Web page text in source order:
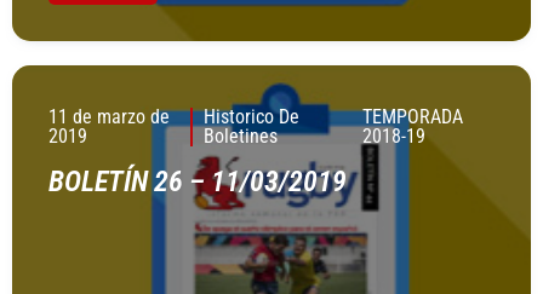
11 de marzo de
2019
Historico De
Boletines
TEMPORADA
2018-19
BOLETÍN 26 – 11/03/2019